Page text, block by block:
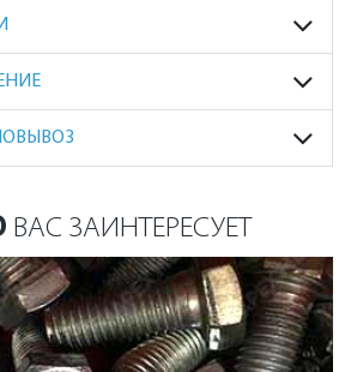
ВАС ЗАИНТЕРЕСУЕТ